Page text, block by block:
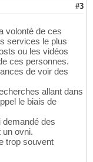
#3
volonté de ces
services le plus
ou les vidéos
ces personnes.
de voir des
allant dans
le biais de
demandé des
un ovni.
trop souvent